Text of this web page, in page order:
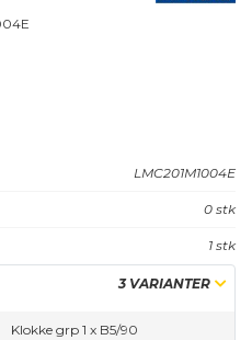
LMC201M1004E
0 stk
1 stk
3 VARIANTER
Klokke grp 1 x B5/90